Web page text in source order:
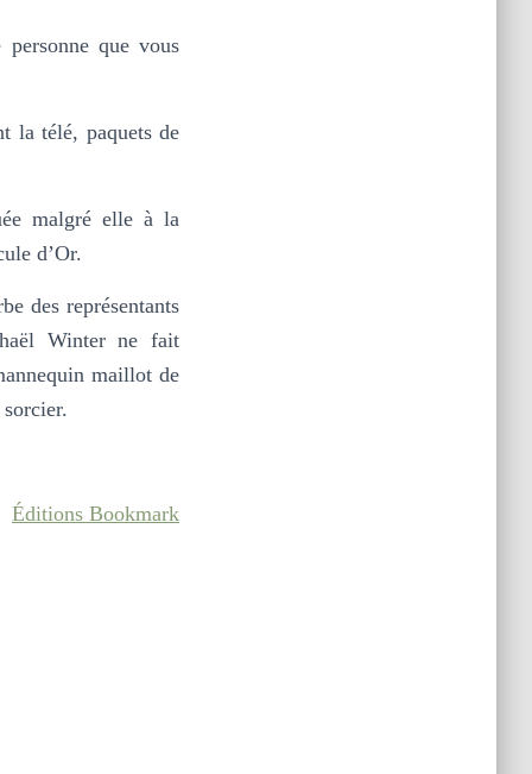
que vous
la télé, paquets de
malgré elle à la
d’Or.
des représentants
Winter ne fait
maillot de
Éditions Bookmark